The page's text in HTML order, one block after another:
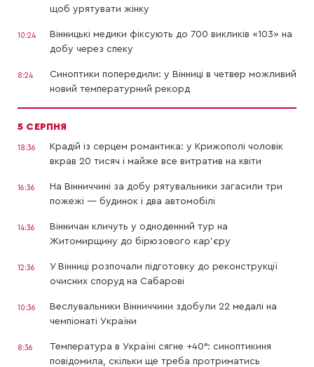
щоб урятувати жінку
10:24
Вінницькі медики фіксують до 700 викликів «103» на
добу через спеку
8:24
Синоптики попередили: у Вінниці в четвер можливий
новий температурний рекорд
5 СЕРПНЯ
18:36
Крадій із серцем романтика: у Крижополі чоловік
вкрав 20 тисяч і майже все витратив на квіти
16:36
На Вінниччині за добу рятувальники загасили три
пожежі — будинок і два автомобілі
14:36
Вінничан кличуть у одноденний тур на
Житомирщину до бірюзового кар’єру
12:36
У Вінниці розпочали підготовку до реконструкції
очисних споруд на Сабарові
10:36
Веслувальники Вінниччини здобули 22 медалі на
чемпіонаті України
8:36
Температура в Україні сягне +40°: синоптикиня
повідомила, скільки ще треба протриматись